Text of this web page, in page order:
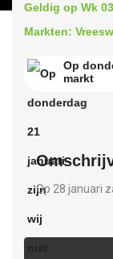
Geldig op Wk 03
Markten:
Op
markt
Op 28 januari